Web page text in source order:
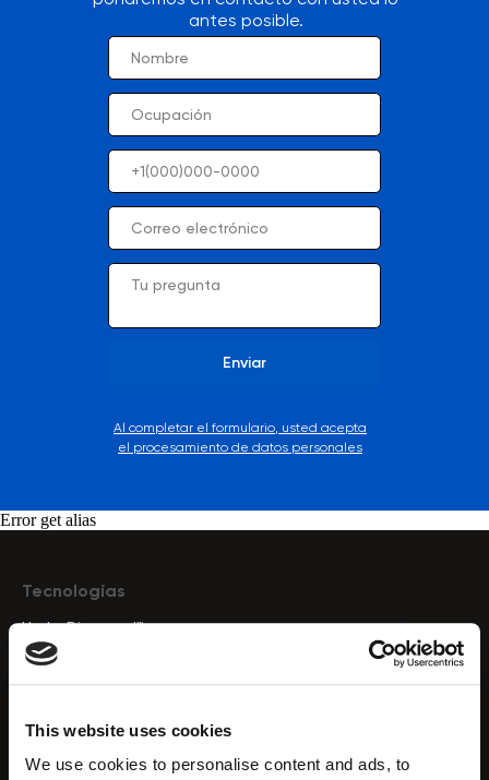
This website uses cookies
We use cookies to personalise content and ads, to
Enviar
antes posible.
Al completar el formulario, usted acepta
el procesamiento de datos personales
Error get alias
Tecnologías
HydroDiamond™
CryoElegance™
Endo RF
Cavitación por ultrasonido
Hidrodermoabrasión